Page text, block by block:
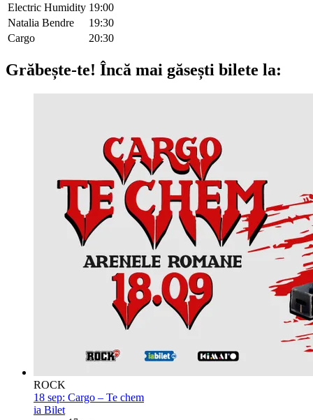
Electric Humidity 19:00
Natalia Bendre
19:30
Cargo
20:30
Grăbește-te! Încă mai găsești bilete la:
ROCK
18 sep: Cargo – Te chem
ia Bilet